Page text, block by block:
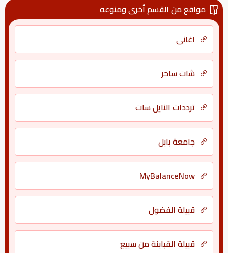
مواقع من القسم أخرى ومنوعه
اغانى
شات ساحر
ترددات النايل سات
جامعة بابل
MyBalanceNow
قبيلة الفضول
قبيلة القبابنة من سبيع